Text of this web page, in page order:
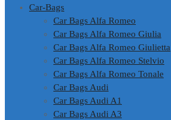
Car-Bags
Car Bags Alfa Romeo
Car Bags Alfa Romeo Giulia
Car Bags Alfa Romeo Giulietta
Car Bags Alfa Romeo Stelvio
Car Bags Alfa Romeo Tonale
Car Bags Audi
Car Bags Audi A1
Car Bags Audi A3